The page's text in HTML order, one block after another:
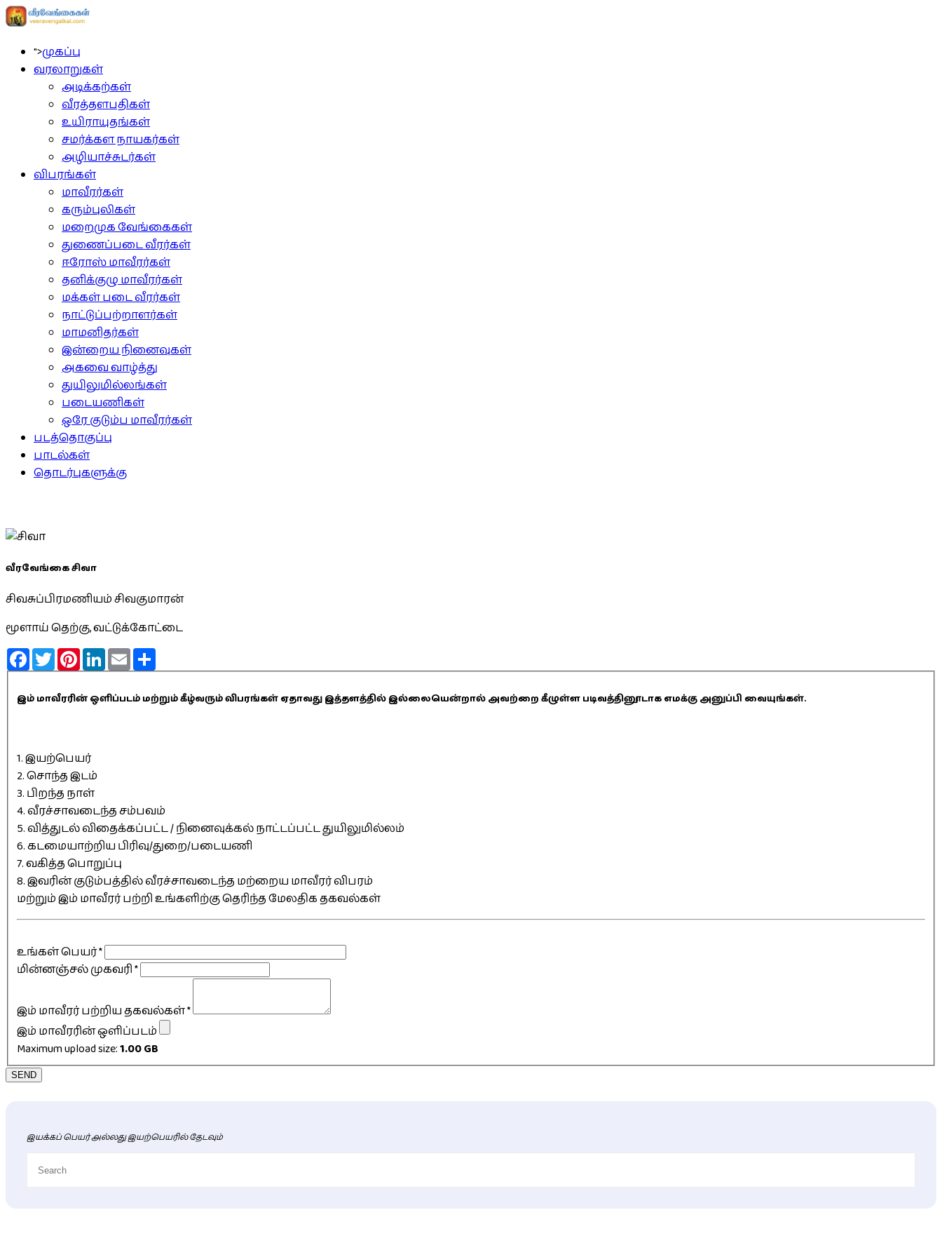
">முகப்பு
வரலாறுகள்
அடிக்கற்கள்
வீரத்தளபதிகள்
உயிராயுதங்கள்
சமர்க்கள நாயகர்கள்
அழியாச்சுடர்கள்
விபரங்கள்
மாவீரர்கள்
கரும்புலிகள்
மறைமுக வேங்கைகள்
துணைப்படை வீரர்கள்
ஈரோஸ் மாவீரர்கள்
தனிக்குழு மாவீரர்கள்
மக்கள் படை வீரர்கள்
நாட்டுப்பற்றாளர்கள்
மாமனிதர்கள்
இன்றைய நினைவுகள்
அகவை வாழ்த்து
துயிலுமில்லங்கள்
படையணிகள்
ஒரே குடும்ப மாவீரர்கள்
படத்தொகுப்பு
பாடல்கள்
தொடர்புகளுக்கு
வீரவேங்கை சிவா
சிவசுப்பிரமணியம் சிவகுமாரன்
மூளாய் தெற்கு, வட்டுக்கோட்டை
FacebookTwitterPinterestLinkedInEmail
இம் மாவீரரின் ஒளிப்படம் மற்றும் கீழ்வரும் விபரங்கள் ஏதாவது இத்தளத்தில் இல்லையென்றால் அவற்றை கீழுள்ள படிவத்தினூடாக எமக்கு அனுப்பி வையுங்கள்.
1. இயற்பெயர்
2. சொந்த இடம்
3. பிறந்த நாள்
4. வீரச்சாவடைந்த சம்பவம்
5. வித்துடல் விதைக்கப்பட்ட / நினைவுக்கல் நாட்டப்பட்ட துயிலுமில்லம்
6. கடமையாற்றிய பிரிவு/துறை/படையணி
7. வகித்த பொறுப்பு
8. இவரின் குடும்பத்தில் வீரச்சாவடைந்த மற்றைய மாவீரர் விபரம்
மற்றும் இம் மாவீரர் பற்றி உங்களிற்கு தெரிந்த மேலதிக தகவல்கள்
உங்கள் பெயர்*
மின்னஞ்சல் முகவரி*
இம் மாவீரர் பற்றிய தகவல்கள்*
இம் மாவீரரின் ஒளிப்படம்
Maximum upload size:1.00 GB
SEND
இயக்கப் பெயர் அல்லது இயற்பெயரில் தேடவும்